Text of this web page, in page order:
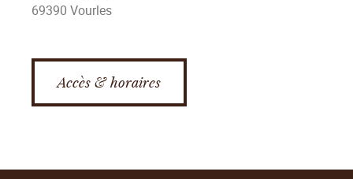
69390 Vourles
Accès & horaires